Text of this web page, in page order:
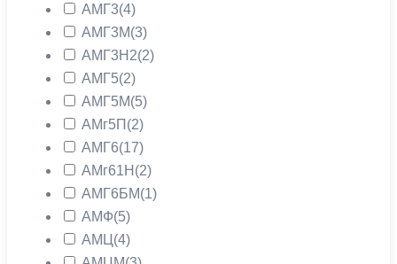
АМГ3(4)
АМГ3М(3)
АМГ3Н2(2)
АМГ5(2)
АМГ5М(5)
АМг5П (2)
АМГ6(17)
АМг61Н (2)
АМГ6БМ(1)
АМФ(5)
АМЦ (4)